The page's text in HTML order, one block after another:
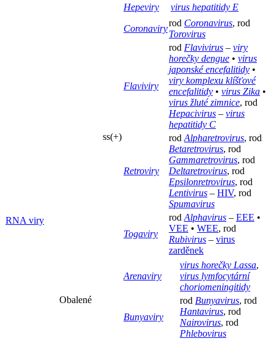
RNA viry
Hepeviry
virus hepatitidy E
Obalené
ss(+)
Coronaviry
rod Coronavirus, rod
Torovirus
Flaviviry
rod Flavivirus – viry
horečky dengue • virus
japonské encefalitidy •
viry komplexu klíšťové
encefalitidy • virus Zika •
virus žluté zimnice, rod
Hepacivirus – virus
hepatitidy C
Retroviry
rod Alpharetrovirus, rod
Betaretrovirus, rod
Gammaretrovirus, rod
Deltaretrovirus, rod
Epsilonretrovirus, rod
Lentivirus – HIV, rod
Spumavirus
Togaviry
rod Alphavirus – EEE •
VEE • WEE, rod
Rubivirus – virus
zarděnek
Arenaviry
virus horečky Lassa,
virus lymfocytární
choriomeningitidy
Bunyaviry
rod Bunyavirus, rod
Hantavirus, rod
Nairovirus, rod
Phlebovirus